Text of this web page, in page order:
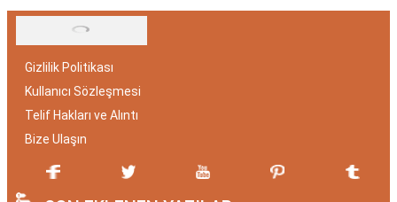
Gizlilik Politikası
Kullanıcı Sözleşmesi
Telif Hakları ve Alıntı
Bize Ulaşın